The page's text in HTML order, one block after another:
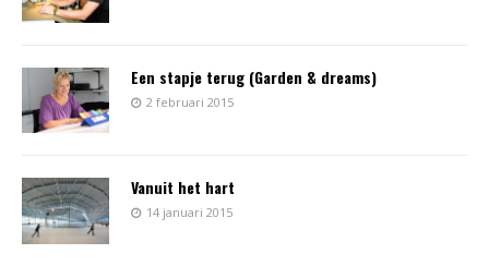
Een stapje terug (Garden & dreams)
2 februari 2015
Vanuit het hart
14 januari 2015